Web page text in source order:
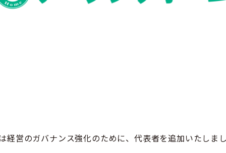
経営のガバナンス強化のために、代表者を追加いたしま